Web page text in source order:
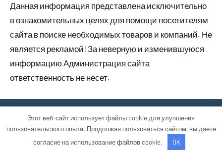
Данная информация представлена исключительно
в ознакомительных целях для помощи посетителям
сайта в поиске необходимых товаров и компаний. Не
является рекламой! За неверную и изменившуюся
информацию Администрация сайта
ответственность не несет.
Тема WordPress: Occasio от ThemeZee.
Этот веб-сайт использует файлы cookie для улучшения
пользовательского опыта. Продолжая пользоваться сайтом, вы даете
согласие на использование файлов cookie.
OK